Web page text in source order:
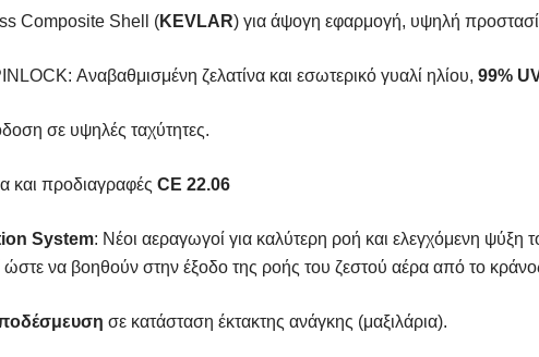
Composite Shell (KEVLAR) για άψογη εφαρμογή, υψηλή
Αναβαθμισμένη ζελατίνα και εσωτερικό γυαλί ηλίου, 99%
σε υψηλές ταχύτητες.
προδιαγραφές CE 22.06
System: Νέοι αεραγωγοί για καλύτερη ροή και ελεγχόμενη ψύξη
ώστε να βοηθούν στην έξοδο της ροής του ζεστού αέρα από το
σε κατάσταση έκτακτης ανάγκης (μαξιλάρια).